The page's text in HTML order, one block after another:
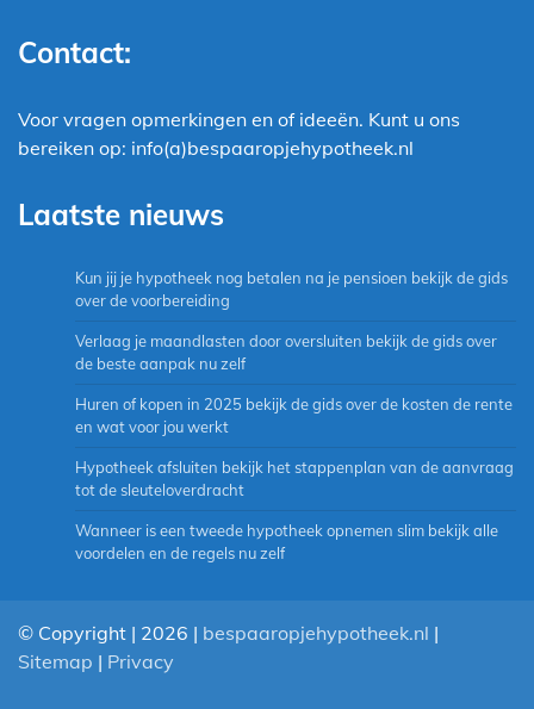
Contact:
Voor vragen opmerkingen en of ideeën. Kunt u ons
bereiken op: info(a)bespaaropjehypotheek.nl
Laatste nieuws
Kun jij je hypotheek nog betalen na je pensioen bekijk de gids
over de voorbereiding
Verlaag je maandlasten door oversluiten bekijk de gids over
de beste aanpak nu zelf
Huren of kopen in 2025 bekijk de gids over de kosten de rente
en wat voor jou werkt
Hypotheek afsluiten bekijk het stappenplan van de aanvraag
tot de sleuteloverdracht
Wanneer is een tweede hypotheek opnemen slim bekijk alle
voordelen en de regels nu zelf
© Copyright | 2026 | bespaaropjehypotheek.nl |
Sitemap | Privacy